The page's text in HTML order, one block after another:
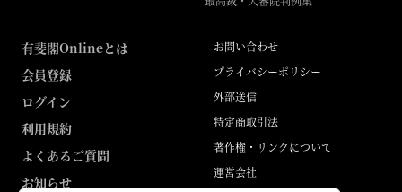
有斐閣Onlineとは
会員登録
ログイン
利用規約
よくあるご質問
お知らせ
お問い合わせ
プライバシーポリシー
外部送信
特定商取引法
著作権・リンクについて
運営会社